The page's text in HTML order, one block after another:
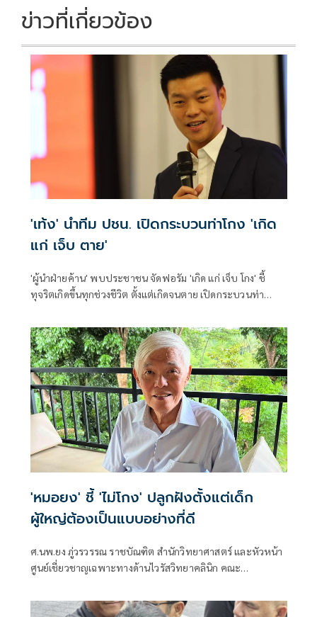
ข่าวที่เกี่ยวข้อง
'เท้ง' นำทีม ปชน. เปิดกระบวนท่าโกง 'เกิด
แก่ เจ็บ ตาย'
'ผู้นำฝ่ายค้าน' พบประชาชน จัดฟอรัม 'เกิด แก่ เจ็บ โกง' ชี้
ทุจริตเกิดขึ้นทุกช่วงชีวิต ตั้งแต่เกิดจนตาย เปิดกระบวนท่า
'หมอยง' ชี้ 'ไม่โกง' ปลูกฝังตั้งแต่เด็ก
ผู้ใหญ่ต้องเป็นแบบอย่างที่ดี
ศ.นพ.ยง ภู่วรวรรณ ราชบัณฑิต สำนักวิทยาศาสตร์ และหัวหน้า
ศูนย์เชี่ยวชาญเฉพาะทางด้านไวรัสวิทยาคลินิก คณะ
ซบุ๊กว่า ความซื่อสัตย์ ไม่คดโกงต้องปลูกฝังตั้งแต่ยังเด็ก